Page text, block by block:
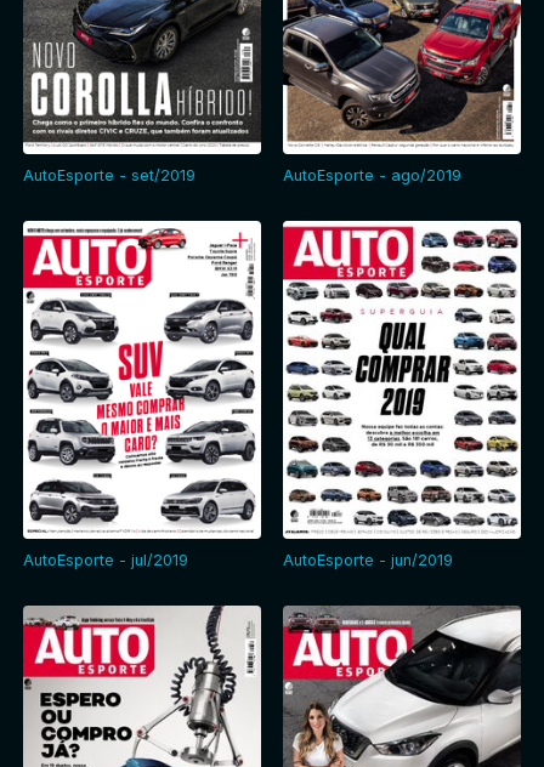
AutoEsporte - set/2019 AutoEsporte - ago/2019
AutoEsporte - jul/2019 AutoEsporte - jun/2019